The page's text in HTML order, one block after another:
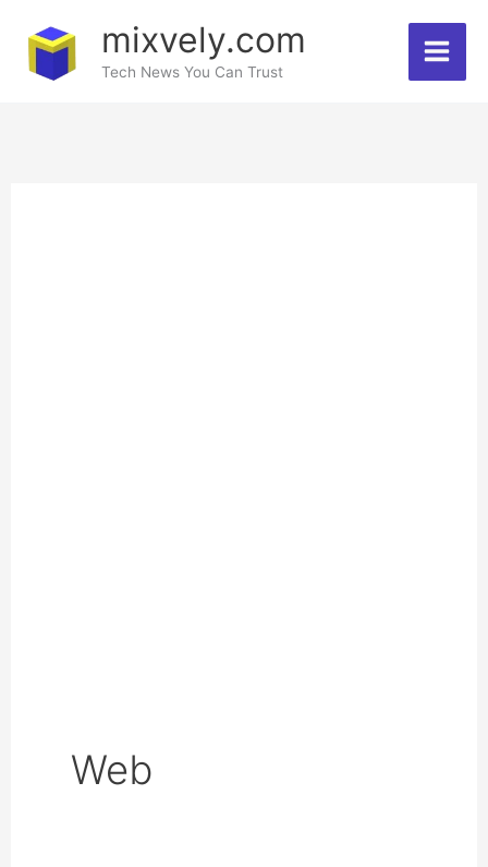
content
mixvely.com
Tech News You Can Trust
Web